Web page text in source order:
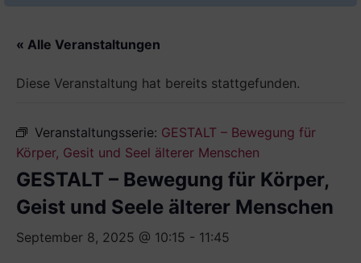
« Alle Veranstaltungen
Diese Veranstaltung hat bereits stattgefunden.
Veranstaltungsserie: GESTALT – Bewegung für
Körper, Gesit und Seel älterer Menschen
GESTALT – Bewegung für Körper,
Geist und Seele älterer Menschen
September 8, 2025 @ 10:15 - 11:45